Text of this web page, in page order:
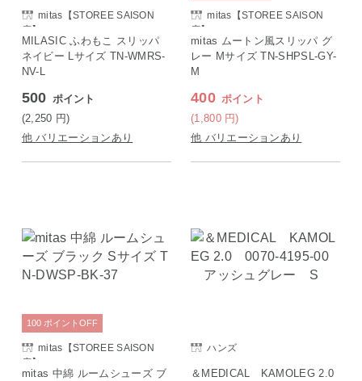
mitas【STOREE SAISON
店】
MILASIC ふわもこ スリッパ
ネイビー Lサイズ TN-WMRS-
NV-L
500 ポイント
(2,250 円)
他 バリエーションあり
mitas【STOREE SAISON
店】
mitas ムートン風スリッパ グ
レー Mサイズ TN-SHPSL-GY-
M
400 ポイント
(1,800 円)
他 バリエーションあり
mitas【STOREE SAISON
店】
mitas 中綿 ルームシューズ ブ
100 ポイント OFF
ハンズ
＆MEDICAL KAMOLEG 2.0